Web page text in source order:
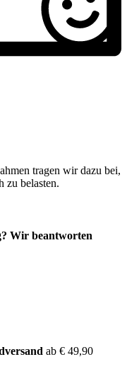
tragen wir dazu bei,
zu belasten.
Wir beantworten
ab € 49,90